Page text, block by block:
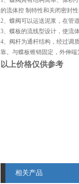
的流体控 制特性和关闭密封
2、蝶阀可以运送泥浆，在管
3、蝶板的流线型设计，使流
4、阀杆为通杆结构，经过调
靠。与蝶板锥销固定，外伸
以上价格仅供参考
相关产品